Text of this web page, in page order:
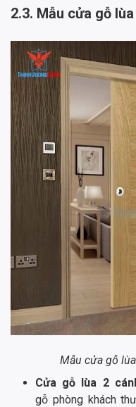
2.3. Mẫu cửa gỗ
Mẫu cửa gỗ
Cửa gỗ lùa 2
gỗ phòng khách